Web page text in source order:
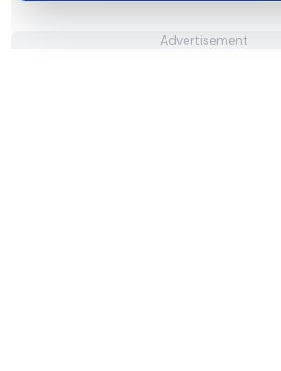
Advertisement